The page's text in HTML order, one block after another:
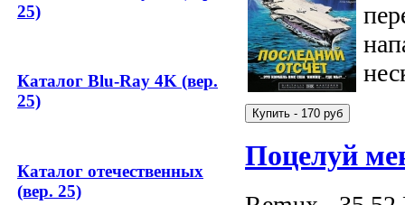
25)
Каталог Blu-Ray 4K (вер.
25)
Каталог отечественных
(вер. 25)
Поцелуй